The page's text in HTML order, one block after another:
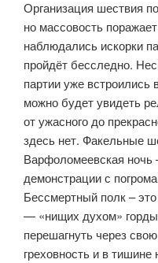
Организация шествия
но массовость
наблюдались искорки
пройдёт бесследно.
партии уже
можно будет увидеть
от ужасного до
здесь нет. Факельные
Варфоломеевская ночь
демонстрации с
Бессмертный полк –
— «нищих духом»
перешагнуть через
греховность и в